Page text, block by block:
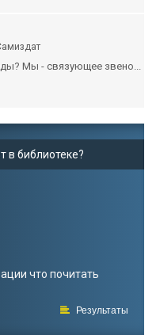
Мы - связующее звено...
в библиотеке?
что почитать
Результаты